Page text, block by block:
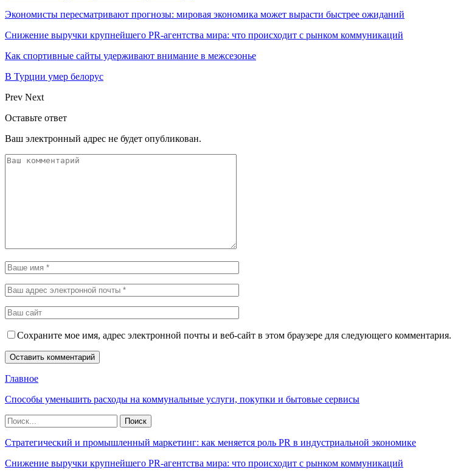
Экономисты пересматривают прогнозы: мировая экономика может вырасти быстрее ожиданий
Снижение выручки крупнейшего PR-агентства мира: что происходит с рынком коммуникаций
Как спортивные сайты удерживают внимание в межсезонье
В Турции умер белорус
Prev Next
Оставьте ответ
Ваш электронный адрес не будет опубликован.
Сохраните мое имя, адрес электронной почты и веб-сайт в этом браузере для следующего комментария.
Главное
Способы уменьшить расходы на коммунальные услуги, покупки и бытовые сервисы
Стратегический и промышленный маркетинг: как меняется роль PR в индустриальной экономике
Снижение выручки крупнейшего PR-агентства мира: что происходит с рынком коммуникаций